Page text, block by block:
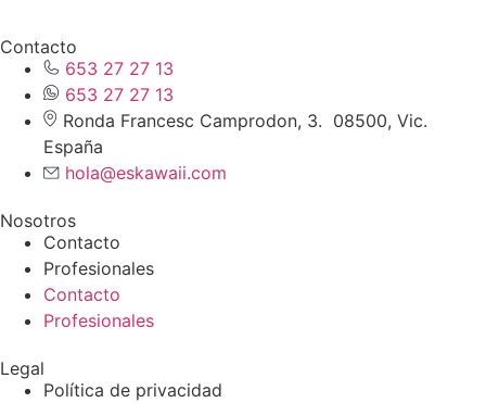
Contacto
653 27 27 13
653 27 27 13
Ronda Francesc Camprodon, 3. 08500, Vic.
España
hola@eskawaii.com
Nosotros
Contacto
Profesionales
Contacto
Profesionales
Legal
Política de privacidad